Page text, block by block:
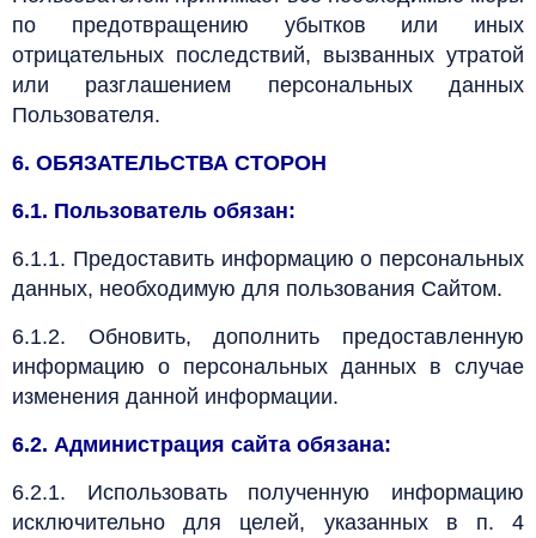
по предотвращению убытков или иных
отрицательных последствий, вызванных утратой
или разглашением персональных данных
Пользователя.
6. ОБЯЗАТЕЛЬСТВА СТОРОН
6.1. Пользователь обязан:
6.1.1. Предоставить информацию о персональных
данных, необходимую для пользования Сайтом.
6.1.2. Обновить, дополнить предоставленную
информацию о персональных данных в случае
изменения данной информации.
6.2. Администрация сайта обязана:
6.2.1. Использовать полученную информацию
исключительно для целей, указанных в п. 4